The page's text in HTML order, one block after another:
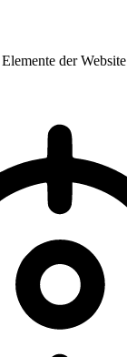
der Website